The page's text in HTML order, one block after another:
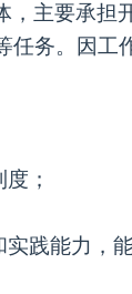
，主要承担
任务。因工
；
践能力，